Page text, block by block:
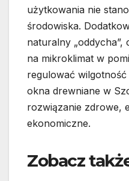
użytkowania nie
środowiska.
naturalny „oddycha”,
na mikroklimat w
regulować
okna drewniane w
rozwiązanie zdrowe,
ekonomiczne.
Zobacz